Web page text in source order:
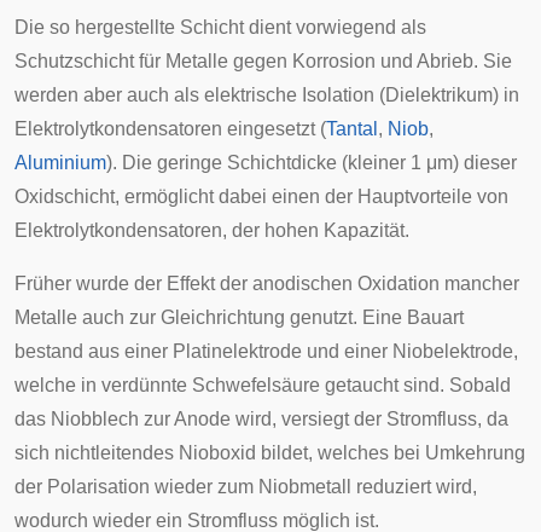
Die so hergestellte Schicht dient vorwiegend als
Schutzschicht für Metalle gegen Korrosion und Abrieb. Sie
werden aber auch als elektrische Isolation (Dielektrikum) in
Elektrolytkondensatoren eingesetzt (Tantal , Niob,
Aluminium). Die geringe Schichtdicke (kleiner 1 μm) dieser
Oxidschicht, ermöglicht dabei einen der Hauptvorteile von
Elektrolytkondensatoren, der hohen Kapazität.
Früher wurde der Effekt der anodischen Oxidation mancher
Metalle auch zur Gleichrichtung genutzt. Eine Bauart
bestand aus einer Platinelektrode und einer Niobelektrode,
welche in verdünnte Schwefelsäure getaucht sind. Sobald
das Niobblech zur Anode wird, versiegt der Stromfluss, da
sich nichtleitendes Nioboxid bildet, welches bei Umkehrung
der Polarisation wieder zum Niobmetall reduziert wird,
wodurch wieder ein Stromfluss möglich ist.